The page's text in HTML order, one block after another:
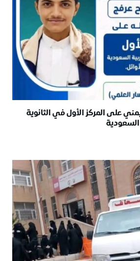
على المركز الأول في الثانوية